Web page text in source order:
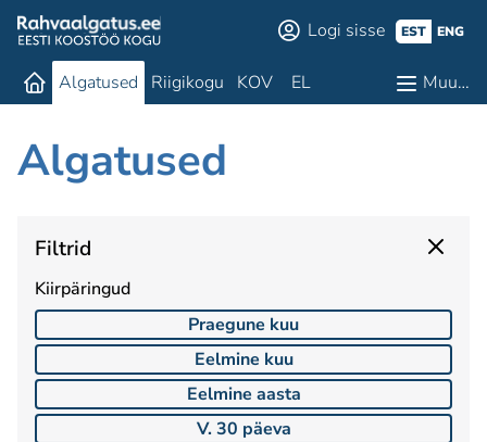
Logi sisse EST ENG
Algatused Riigikogu KOV EL Muu…
Algatused
Filtrid
Kiirpäringud
Praegune kuu
Eelmine kuu
Eelmine aasta
V. 30 päeva